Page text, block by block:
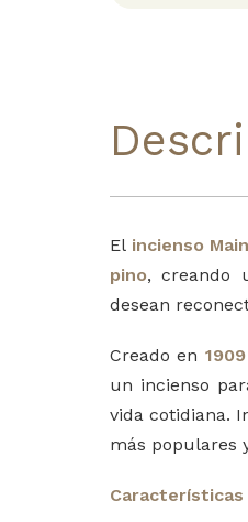
El incienso
pino, creando
desean
Creado en 1909
un incienso
vida cotidiana.
más populares
Características